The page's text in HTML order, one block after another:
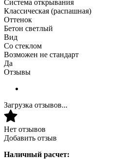
Система открывания
Классическая (распашная)
Оттенок
Бетон светлый
Вид
Со стеклом
Возможен не стандарт
Да
Отзывы
Загрузка отзывов...
Нет отзывов
Добавить отзыв
Наличный расчет: